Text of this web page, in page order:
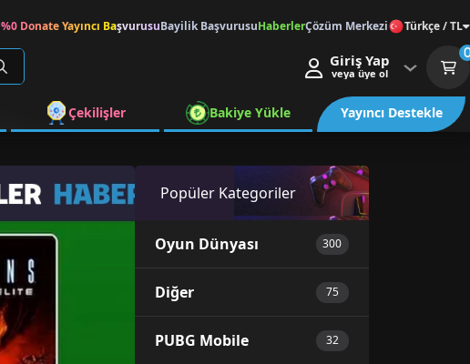
%0 Donate Yayıncı BaşvurusuBayilik BaşvurusuHaberlerÇözüm Merkezi Türkçe / TL
Giriş Yap
veya üye ol
Çekilişler Bakiye Yükle Yayıncı Destekle
Popüler Kategoriler
Oyun Dünyası 300
Diğer 75
PUBG Mobile 32